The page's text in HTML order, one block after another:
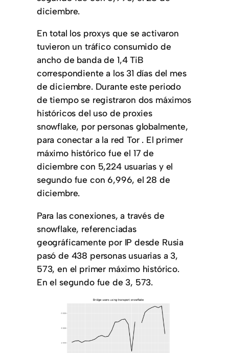
diciembre.
En total los proxys que se activaron
tuvieron un tráfico consumido de
ancho de banda de 1,4 TiB
correspondiente a los 31 días del mes
de diciembre. Durante este periodo
de tiempo se registraron dos máximos
históricos del uso de proxies
snowflake, por personas globalmente,
para conectar a la red Tor . El primer
máximo histórico fue el 17 de
diciembre con 5,224 usuarias y el
segundo fue con 6,996, el 28 de
diciembre.
Para las conexiones, a través de
snowflake, referenciadas
geográficamente por IP desde Rusia
pasó de 438 personas usuarias a 3,
573, en el primer máximo histórico.
En el segundo fue de 3, 573.